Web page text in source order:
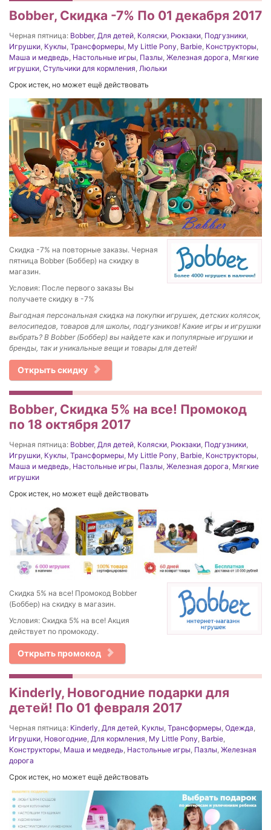
Bobber, Скидка -7% По 01 декабря 2017
Черная пятница: Bobber, Для детей, Коляски, Рюкзаки, Подгузники,
Игрушки, Куклы, Трансформеры, My Little Pony, Barbie, Конструкторы,
Маша и медведь, Настольные игры, Пазлы, Железная дорога, Мягкие
игрушки, Стульчики для кормления, Люльки
Срок истек, но может ещё действовать
Скидка -7% на повторные заказы. Черная
пятница Bobber (Боббер) на скидку в
магазин.
Условия: После первого заказы Вы
получаете скидку в -7%
Выгодная персональная скидка на покупки игрушек, детских колясок,
велосипедов, товаров для школы, подгузников! Какие игры и игрушки
выбрать? В Bobber (Боббер) вы найдете как и популярные игрушки и
бренды, так и уникальные вещи и товары для детей!
Открыть скидку
Bobber, Скидка 5% на все! Промокод
по 18 октября 2017
Черная пятница: Bobber, Для детей Коляски Рюкзаки Подгузники
Игрушки Куклы Трансформеры My Little Pony Barbie Конструкторы
Маша и медведь Настольные игры Пазлы Железная дорога Мягкие
игрушки
Срок истек, но может ещё действовать
Скидка 5% на все! Промокод Bobber
(Боббер) на скидку в магазин.
Условия: Скидка 5% на все! Акция
действует по промокоду.
Открыть промокод
Kinderly, Новогодние подарки для
детей! По 01 февраля 2017
Черная пятница: Kinderly, Для детей, Куклы, Трансформеры, Одежда,
Игрушки, Новогодние, Для кормления, My Little Pony, Barbie,
Конструкторы, Маша и медведь, Настольные игры, Пазлы, Железная
дорога
Срок истек, но может ещё действовать